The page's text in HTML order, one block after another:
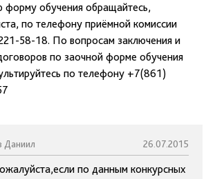
форму обучения обращайтесь,
по телефону приёмной комиссии
58-18. По вопросам заключения и
по заочной форме обучения
по телефону +7(861)
Даниил 26.07.2015
по данным конкурсных